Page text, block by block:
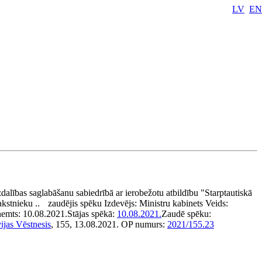
LV EN
saglabāšanu sabiedrībā ar ierobežotu atbildību "Starptautiskā
..
zaudējis spēku Izdevējs: Ministru kabinets Veids:
10.08.2021.Stājas spēkā: 10.08.2021.Zaudē spēku:
Vēstnesis, 155, 13.08.2021. OP numurs: 2021/155.23